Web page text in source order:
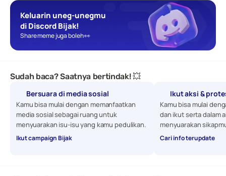
Keluarin uneg-unegmu
di Discord Bijak!
Share meme juga boleh 👀
Sudah baca? Saatnya bertindak! 💥
Bersuara di media sosial
Kamu bisa mulai dengan memanfaatkan
media sosial sebagai ruang untuk
menyuarakan isu-isu yang kamu pedulikan.
Ikut campaign Bijak
Ikut aksi &
Kamu bisa mulai
dan ikut serta dalam
menyuarakan
Cari info terupdate